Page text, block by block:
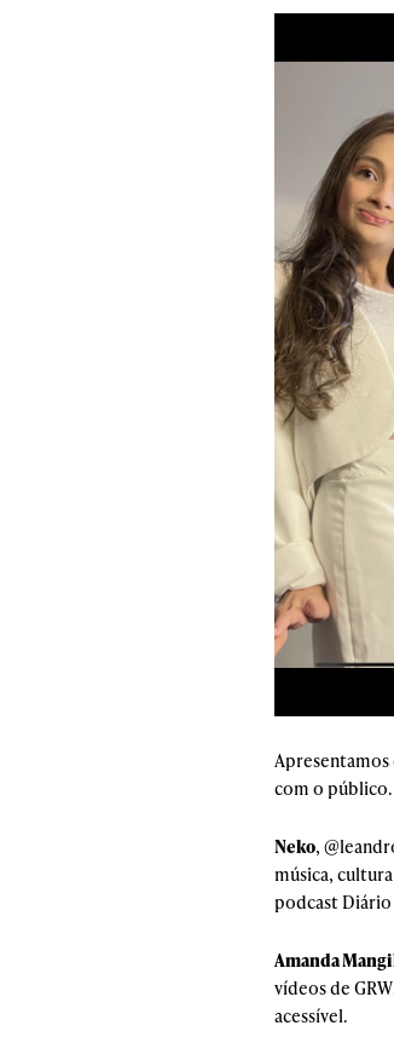
Apresentamos
com o público.
Neko,
música,
podcast Diário
Amanda
vídeos de
acessível.